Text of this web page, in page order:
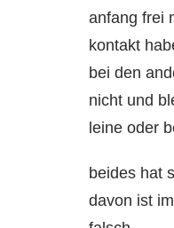
anfang frei
kontakt
bei den
nicht und
leine oder
beides hat
davon ist